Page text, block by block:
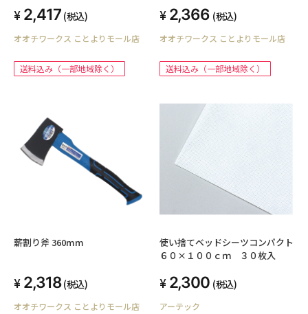
2,417 (税込)
オオチワークス ことよりモール店
送料込み（一部地域除く）
2,366 (税込)
オオチワークス ことよりモール店
送料込み（一部地域除く）
薪割り斧 360mm
2,318 (税込)
オオチワークス ことよりモール店
使い捨てベッドシーツコンパクト
６０×１００ｃｍ ３０枚入
2,300 (税込)
アーテック